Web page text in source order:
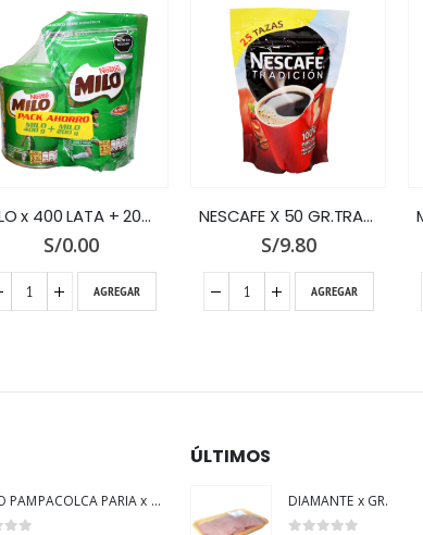
MILO x 400 LATA + 200 DOY PACK
S/0.00
AGREGAR
NESCAFE X 50 GR.TRADICION ZIPPER
S/9.80
AGREGAR
QUESO PAMPACOLCA PARIA x GR.
ÚLTIMOS
DIAMANTE x GR.